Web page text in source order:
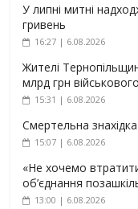
У липні митні
гривень
16:27 | 6.08.2026
Жителі
млрд грн
15:31 | 6.08.2026
Смертельна
15:07 | 6.08.2026
«Не хочемо
об’єднання
13:00 | 6.08.2026